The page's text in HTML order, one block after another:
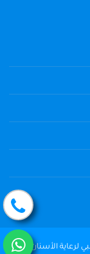
جميع الحقوق محفوظة © 2004 - 2026 المركز الطبي لرعاية الأسنان The